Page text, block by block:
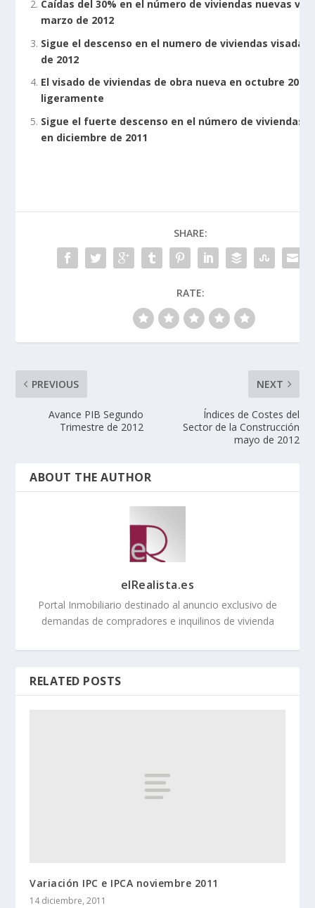
Caídas del 30% en el número de viviendas nuevas
marzo de 2012
Sigue el descenso en el numero de viviendas visadas
de 2012
El visado de viviendas de obra nueva en octubre 2011
ligeramente
Sigue el fuerte descenso en el número de viviendas
en diciembre de 2011
SHARE:
RATE:
PREVIOUS
Avance PIB Segundo
Trimestre de 2012
NEXT
Índices de Costes del
Sector de la Construcción
mayo de 2012
ABOUT THE AUTHOR
elRealista.es
Portal Inmobiliario destinado al anuncio exclusivo de
demandas de compradores e inquilinos de vivienda
RELATED POSTS
Variación IPC e IPCA noviembre 2011
14 diciembre, 2011